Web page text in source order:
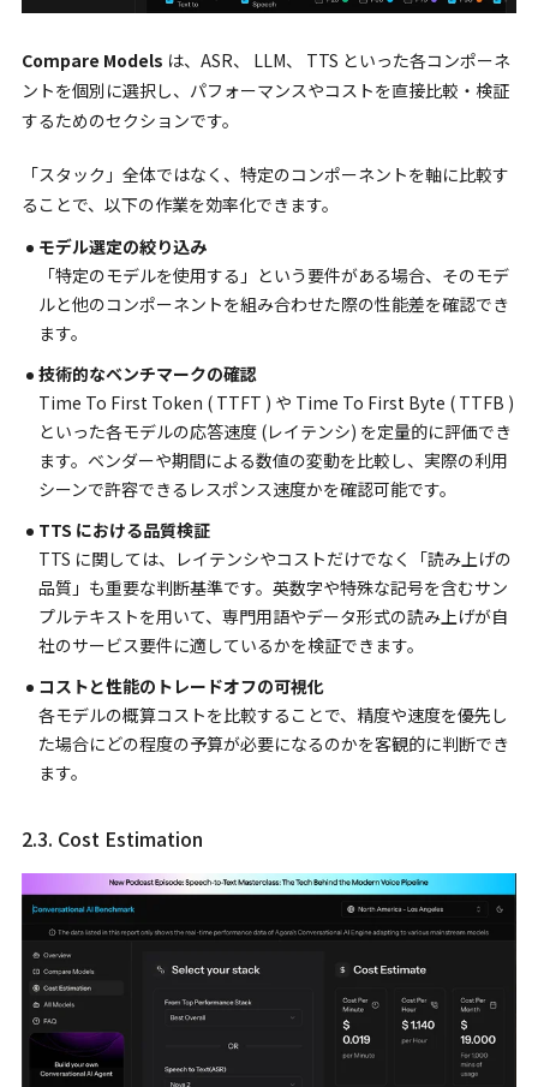
Compare Models は、ASR、 LLM、 TTS といった各コンポーネ
ントを個別に選択し、パフォーマンスやコストを直接比較・検証
するためのセクションです。
「スタック」全体ではなく、特定のコンポーネントを軸に比較す
ることで、以下の作業を効率化できます。
モデル選定の絞り込み
「特定のモデルを使用する」という要件がある場合、そのモデ
ルと他のコンポーネントを組み合わせた際の性能差を確認でき
ます。
技術的なベンチマークの確認
Time To First Token ( TTFT ) や Time To First Byte ( TTFB )
といった各モデルの応答速度 (レイテンシ) を定量的に評価でき
ます。ベンダーや期間による数値の変動を比較し、実際の利用
シーンで許容できるレスポンス速度かを確認可能です。
TTS における品質検証
TTS に関しては、レイテンシやコストだけでなく「読み上げの
品質」も重要な判断基準です。英数字や特殊な記号を含むサン
プルテキストを用いて、専門用語やデータ形式の読み上げが自
社のサービス要件に適しているかを検証できます。
コストと性能のトレードオフの可視化
各モデルの概算コストを比較することで、精度や速度を優先し
た場合にどの程度の予算が必要になるのかを客観的に判断でき
ます。
2.3. Cost Estimation